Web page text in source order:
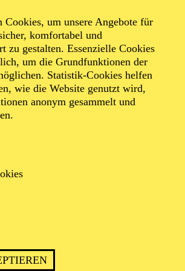
Cookies, um unsere Angebote für
komfortabel und
zu gestalten. Essenzielle Cookies
um die Grundfunktionen der
Statistik-Cookies helfen
wie die Website genutzt wird,
anonym gesammelt und
BRASS
THEATER­